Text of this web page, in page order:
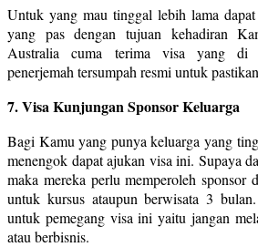
Untuk yang mau tinggal lebih lama
yang pas dengan tujuan kehadiran
Australia cuma terima visa yang di
penerjemah tersumpah resmi untuk
7. Visa Kunjungan Sponsor Keluarga
Bagi Kamu yang punya keluarga yang
menengok dapat ajukan visa ini. Supaya
maka mereka perlu memperoleh sponsor
untuk kursus ataupun berwisata 3
untuk pemegang visa ini yaitu jangan
atau berbisnis.